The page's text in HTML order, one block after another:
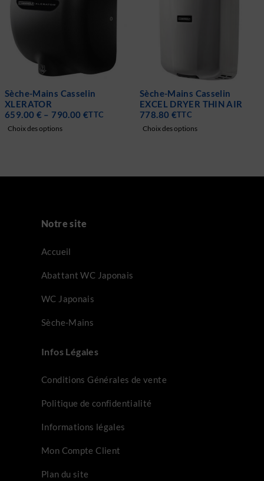
Sèche-Mains Casselin
XLERATOR
659.00 € – 790.00 €TTC
Choix des options
Sèche-Mains Casselin
EXCEL DRYER THIN AIR
778.80 €TTC
Choix des options
Notre site
Accueil
Abattant WC Japonais
WC Japonais
Sèche-Mains
Infos Légales
Conditions Générales de vente
Politique de confidentialité
Informations légales
Mon Compte Client
Plan du site